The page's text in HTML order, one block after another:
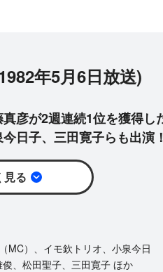
年5月6日放送)
彦が2週連続1位を獲得し
日子、三田寛子らも出演
見る
MC）、イモ欽トリオ、小泉今日
、松田聖子、三田寛子 ほか